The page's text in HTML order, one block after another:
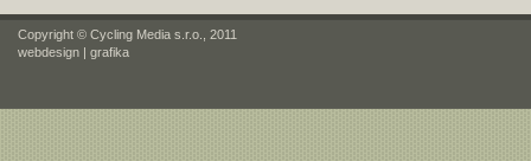
Copyright © Cycling Media s.r.o., 2011
webdesign | grafika